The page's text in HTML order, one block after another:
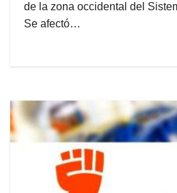
de la zona occidental del
Se afectó…